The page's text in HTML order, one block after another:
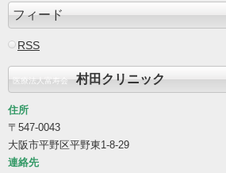
フィード
RSS
医療法人富寿会村田クリニック
住所
〒547-0043
大阪市平野区平野東1-8-29
連絡先